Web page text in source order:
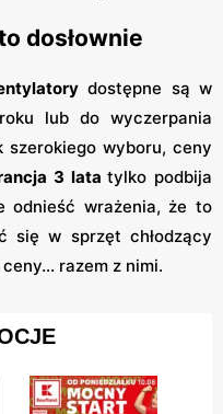
dosłownie
dostępne są w
lub do wyczerpania
szerokiego wyboru, ceny
3 latatylko podbija
odnieść wrażenia, że to
się w sprzęt chłodzący
razem z nimi.